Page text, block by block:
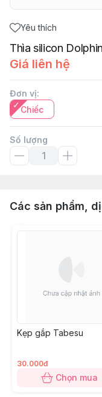
Yêu thích
Thìa silicon
Giá liên hệ
Đơn vị:
Chiếc
Số lượng
Các sản phẩm,
Kẹp gắp Tabesu
30.000đ
Chọn mua